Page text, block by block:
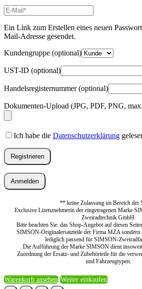
E-
Mail-
Adresse*
Erforderlich
Ein Link zum Erstellen eines neuen
Mail-Adresse gesendet.
Kundengruppe (optional)
UST-ID (optional)
Handelsregisternummer(optional)
Dokumenten-Upload (JPG, PDF, PNG,
Ich habe die Datenschutzerklärung
Registrieren
Anmelden
** keine Zulassung im Bereich der
Exclusive Lizenznehmerin der eingetragenen Marke
Zweiradtechnik GmbH.
Bitte beachten Sie: das Shop-Angebot auf diesen
SIMSON-Originalersatzteile der Firma MZA sondern
lediglich passend für SIMSON-
Die Aufführung der Marke SIMSON dient
Zuordnung der Ersatz- und Zubehörteile für die
und Fahrzeugtypen.
Warenkorb ansehen Weiter einkaufen